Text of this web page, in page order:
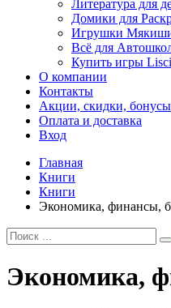
Литература для
Домики для
Игрушки Мякиши
Всё для
Купить игры
О компании
Контакты
Акции, скидки, бонусы
Оплата и доставка
Вход
Главная
Книги
Книги
Экономика, финансы,
Экономика,